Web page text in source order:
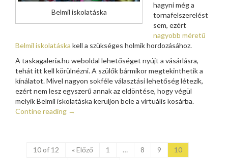
Belmil iskolatáska
hagyni még a
tornafelszerelést
sem, ezért
nagyobb méretű
Belmil iskolatáska kell a szükséges holmik hordozásához.
A taskagaleria.hu weboldal lehetőséget nyújt a vásárlásra,
tehát itt kell körülnézni. A szülők bármikor megtekinthetik a
kínálatot. Mivel nagyon sokféle választási lehetőség létezik,
ezért nem lesz egyszerű annak az eldöntése, hogy végül
melyik Belmil iskolatáska kerüljön bele a virtuális kosárba.
Contine reading →
10 of 12 « Előző 1 … 8 9
10